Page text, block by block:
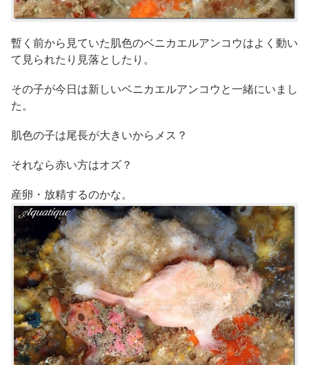
暫く前から見ていた肌色のベニカエルアンコウはよく動い
て見られたり見落としたり。
その子が今日は新しいベニカエルアンコウと一緒にいまし
た。
肌色の子は尾長が大きいからメス？
それなら赤い方はオズ？
産卵・放精するのかな。